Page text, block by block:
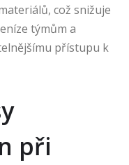
což snižuje
týmům a
přístupu k
při